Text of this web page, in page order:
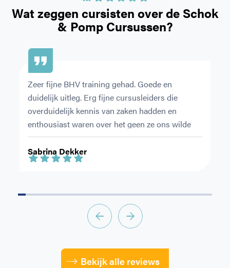
Bij welke zorgverzekeraar bent u aangesloten?
CAPTCHA
Wat zeggen cursisten over de Schok
& Pomp Cursussen?
Sabrina Dekker
Zeer fijne BHV training gehad. Goede en
duidelijk uitleg. Erg fijne cursusleiders die
overduidelijk kennis van zaken hadden en
enthousiast waren over het geen ze ons wilde
leren.
Bekijk alle reviews